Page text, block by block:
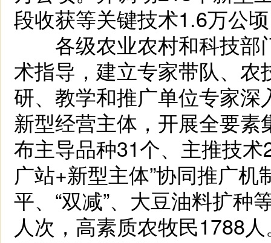
段收获等关键技术1.6万公
各级农业农村和科技部
术指导，建立专家带队、
研、教学和推广单位专家
新型经营主体，开展全要
布主导品种31个、主推技
广站+新型主体”协同推广
平、“双减”、大豆油料扩种
人次，高素质农牧民1788